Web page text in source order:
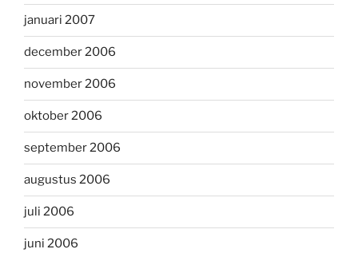
januari 2007
december 2006
november 2006
oktober 2006
september 2006
augustus 2006
juli 2006
juni 2006